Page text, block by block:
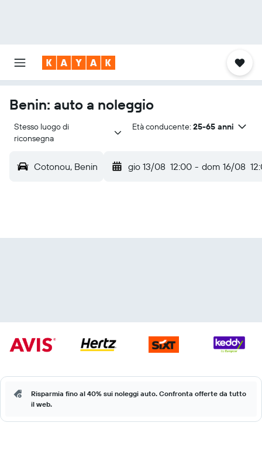
Benin: auto a noleggio
Stesso luogo di
riconsegna
Età conducente: 25-65 anni
Cotonou, Benin gio 13/08 12:00 - dom 16/08
Risparmia fino al 40% sui noleggi auto. Confronta offerte da tutto
il web.